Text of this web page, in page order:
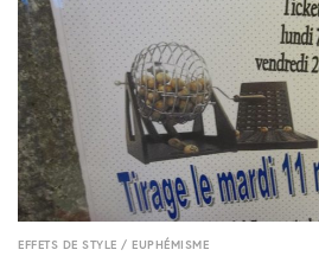
EFFETS DE STYLE / EUPHÉMISME